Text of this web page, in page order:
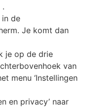
.
in de
Je komt dan
je op de drie
van
menu ‘Instellingen
en privacy’ naar